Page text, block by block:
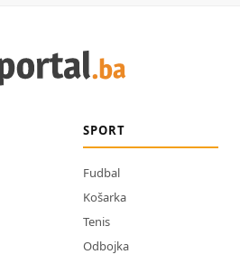
SPORT
Fudbal
Košarka
Tenis
Odbojka